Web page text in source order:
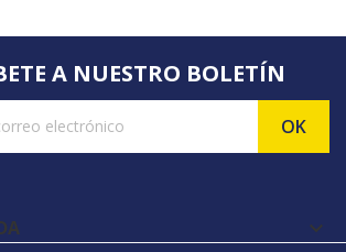
A NUESTRO BOLETÍN
